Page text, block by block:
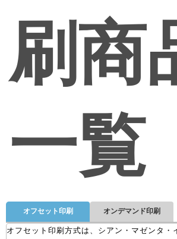
刷商
一覧
オフセット印刷 オンデマンド印刷
オフセット印刷方式は、シアン・マゼンタ・